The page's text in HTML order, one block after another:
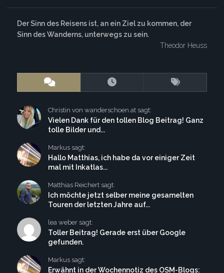
Der Sinn des Reisens ist, an ein Ziel zu kommen, der
Sinn des Wanderns, unterwegs zu sein.
Theodor Heuss
Christin von wanderschoen.at sagt:
Vielen Dank für den tollen Blog Beitrag! Ganz
tolle Bilder und...
Markus sagt:
Hallo Matthias, ich habe da vor einiger Zeit
mal mit Inkatlas...
Matthias Reichert sagt:
Ich möchte jetzt selber meine gesamelten
Touren der letzten Jahre auf...
lea weber sagt:
Toller Beitrag! Gerade erst über Google
gefunden.
Markus sagt:
Erwähnt in der Wochennotiz des OSM-Blogs: